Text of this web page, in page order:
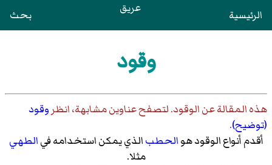
الرئيسية عريق بحث
وقود
هذه المقالة عنالوقود. لتصفح عناوين مشابهة، انظر وقود
(توضيح).
أقدم أنواع الوقود هوالحطبالذي يمكن استخدامه فيالطهي
مثلا.